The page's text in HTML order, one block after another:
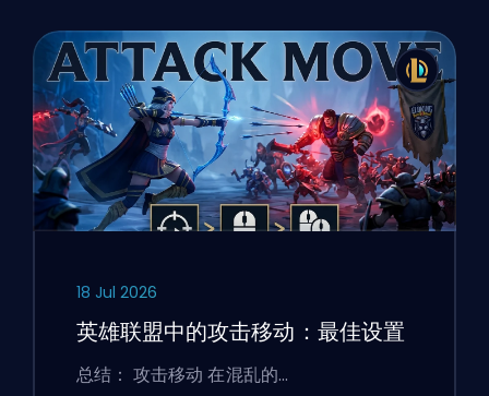
18 Jul 2026
英雄联盟中的攻击移动：最佳设置
总结： 攻击移动 在混乱的…